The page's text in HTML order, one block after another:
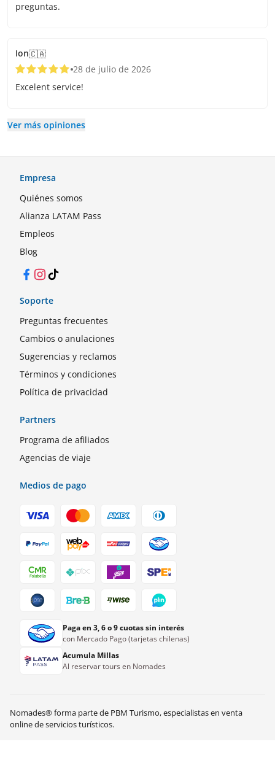
preguntas.
Ion🇨🇦
28 de julio de 2026
Excelent service!
Ver más opiniones
US$74.00 Ver disponibilidad
Empresa
Quiénes somos
Alianza LATAM Pass
Empleos
Blog
Facebook
Instagram
TikTok
Soporte
Preguntas frecuentes
Cambios o anulaciones
Sugerencias y reclamos
Términos y condiciones
Política de privacidad
Partners
Programa de afiliados
Agencias de viaje
Medios de pago
Paga en 3, 6 o 9 cuotas sin interés
con Mercado Pago (tarjetas chilenas)
Acumula Millas
Al reservar tours en Nomades
Nomades® forma parte de PBM Turismo, especialistas en venta
online de servicios turísticos.